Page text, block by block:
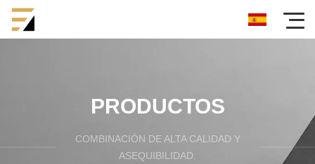
PRODUCTOS
COMBINACIÓN DE ALTA CALIDAD Y
ASEQUIBILIDAD.